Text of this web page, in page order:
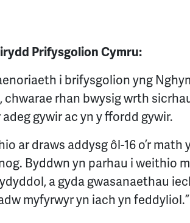
Prifysgolion Cymru:
i brifysgolion yng
rhan bwysig wrth
gywir ac yn y ffordd gywir.
ar draws addysg ôl-16 o’r math
Byddwn yn parhau i weithio
a gyda gwasanaethau
myfyrwyr yn iach yn feddyliol.”